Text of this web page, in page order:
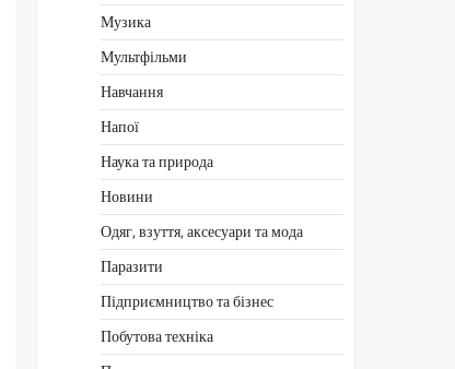
Музика
Мультфільми
Навчання
Напої
Наука та природа
Новини
Одяг, взуття, аксесуари та мода
Паразити
Підприємництво та бізнес
Побутова техніка